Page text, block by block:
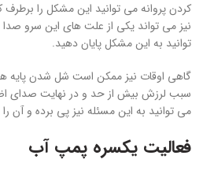
کردن پروانه می توانید این مشکل را برطرف
نیز می تواند یکی از علت های این سرو
توانید به این مشکل پایان دهید.
گاهی اوقات نیز ممکن است شل شدن پایه ها
سبب لرزش بیش از حد و در نهایت صدای
می توانید به این مسئله نیز پی برده و آن
فعالیت یکسره پمپ آب